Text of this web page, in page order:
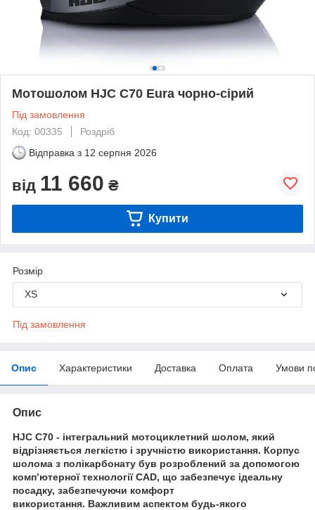
Мотошолом HJC C70 Eura чорно-сірий
Під замовлення
Код: 00335
Роздріб
Відправка з 12 серпня 2026
від 11 660 ₴
Купити
Розмір
XS
Під замовлення
Опис Характеристики Доставка Оплата Умови
Опис
HJC C70 - інтегральний мотоциклетний шолом, який
відрізняється легкістю і зручністю використання. Корпус
шолома з полікарбонату був розроблений за допомогою
комп’ютерної технології CAD, що забезпечує ідеальну
посадку, забезпечуючи комфорт
використання. Важливим аспектом будь-якого